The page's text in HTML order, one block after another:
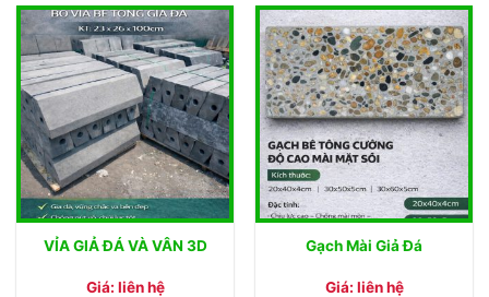
VỈA GIẢ ĐÁ VÀ VÂN 3D
Giá: liên hệ
Gạch Mài Giả Đá
Giá: liên hệ